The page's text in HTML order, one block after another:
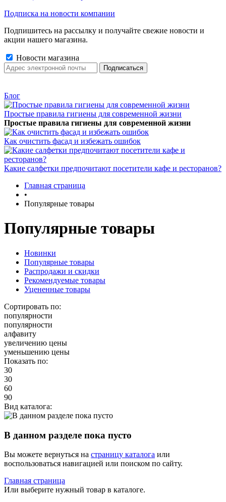
Подписка на новости компании
Подпишитесь на рассылку и получайте свежие новости и
акции нашего магазина.
Новости магазина
Блог
Простые правила гигиены для современной жизни
Простые правила гигиены для современной жизни
Как очистить фасад и избежать ошибок
Какие салфетки предпочитают посетители кафе и ресторанов?
Главная страница
•
Популярные товары
Популярные товары
Новинки
Популярные товары
Распродажи и скидки
Рекомендуемые товары
Уцененные товары
Сортировать по:
популярности
популярности
алфавиту
увеличению цены
уменьшению цены
Показать по:
30
30
60
90
Вид каталога:
В данном разделе пока пусто
Вы можете вернуться на страницу каталога или
воспользоваться навигацией или поиском по сайту.
Главная страница
Или выберите нужный товар в каталоге.